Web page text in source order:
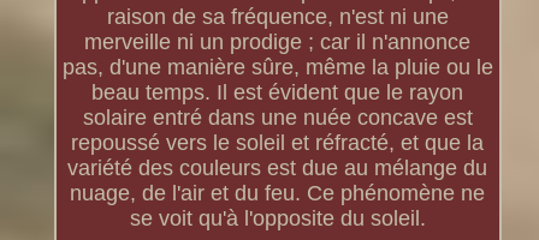
raison de sa fréquence, n'est ni une
merveille ni un prodige ; car il n'annonce
pas, d'une manière sûre, même la pluie ou le
beau temps. Il est évident que le rayon
solaire entré dans une nuée concave est
repoussé vers le soleil et réfracté, et que la
variété des couleurs est due au mélange du
nuage, de l'air et du feu. Ce phénomène ne
se voit qu'à l'opposite du soleil.